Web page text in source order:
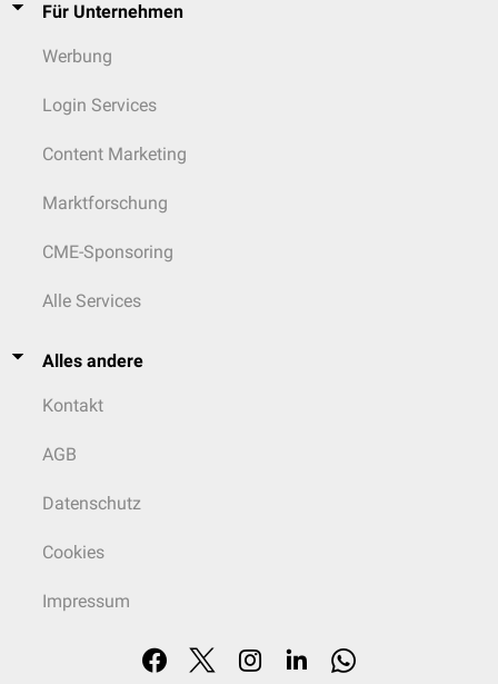
Für Unternehmen
Werbung
Login Services
Content Marketing
Marktforschung
CME-Sponsoring
Alle Services
Alles andere
Kontakt
AGB
Datenschutz
Cookies
Impressum